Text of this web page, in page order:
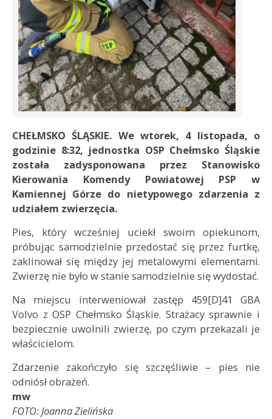
CHEŁMSKO ŚLĄSKIE. We wtorek, 4 listopada, o
godzinie 8:32, jednostka OSP Chełmsko Śląskie
została zadysponowana przez Stanowisko
Kierowania Komendy Powiatowej PSP w
Kamiennej Górze do nietypowego zdarzenia z
udziałem zwierzęcia.
Pies, który wcześniej uciekł swoim opiekunom,
próbując samodzielnie przedostać się przez furtkę,
zaklinował się między jej metalowymi elementami.
Zwierzę nie było w stanie samodzielnie się wydostać.
Na miejscu interweniował zastęp 459[D]41 GBA
Volvo z OSP Chełmsko Śląskie. Strażacy sprawnie i
bezpiecznie uwolnili zwierzę, po czym przekazali je
właścicielom.
Zdarzenie zakończyło się szczęśliwie – pies nie
odniósł obrażeń.
mw
FOTO: Joanna Zielińska